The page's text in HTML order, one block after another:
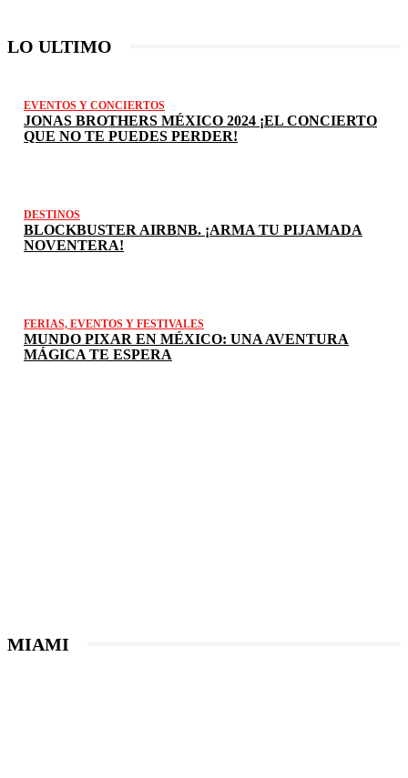
LO ULTIMO
EVENTOS Y CONCIERTOS
JONAS BROTHERS MÉXICO 2024 ¡EL CONCIERTO
QUE NO TE PUEDES PERDER!
DESTINOS
BLOCKBUSTER AIRBNB. ¡ARMA TU PIJAMADA
NOVENTERA!
FERIAS, EVENTOS Y FESTIVALES
MUNDO PIXAR EN MÉXICO: UNA AVENTURA
MÁGICA TE ESPERA
MIAMI